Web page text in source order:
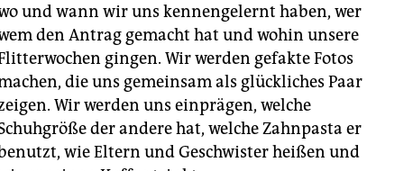
und wann wir uns kennengelernt haben, wer
den Antrag gemacht hat und wohin unsere
gingen. Wir werden gefakte Fotos
die uns gemeinsam als glückliches Paar
Wir werden uns einprägen, welche
der andere hat, welche Zahnpasta er
wie Eltern und Geschwister heißen und